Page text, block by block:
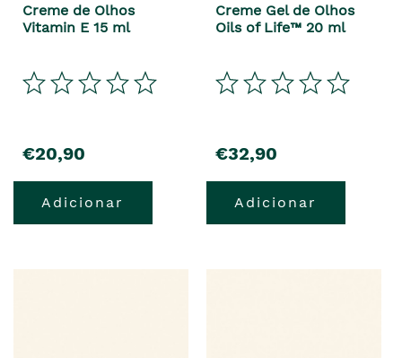
Creme de Olhos
Vitamin E 15 ml
precio
€20,90
Adicionar
Creme Gel de Olhos
Oils of Life™ 20 ml
precio
€32,90
Adicionar